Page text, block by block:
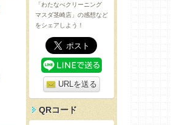
「わたなべクリーニング
マスダ茎崎店」の感想など
をシェアしよう！
URLを送る
QRコード